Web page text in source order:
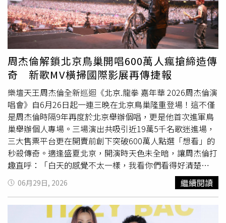
良美智」、「用AI偷別人創意還能扯什麼創作故事，笑死
人，沒收益剛好而已」、「抄襲當然沒人要用啊」對此，原
PO親自回應稱，「碰巧審美上有些雷同罷了，創作故事完
全不相同」，並附上奈良美智Instagram作品截圖，認為自
己的「河馬女孩」與對方作品差異明顯，同時強調，「刻意
拿雷同相似處攻擊，AI生圖是趨勢！」不過，這番回應反而
再度引爆討論。不少網友持續將「河馬女孩」與奈良美智歷
年作品逐一比對，質疑兩者相似度過高。也有人聯想到近期
hahababy遭質疑「致敬」日本品牌「SOU・SOU」的事
件，發文表示：「繼Haha baby致敬日本Sou Sou之後，又
看到一個Hippo Girl致敬誰？」甚至有人不解，為何如此高
度相似的AI作品仍能成功上架LINE貼圖平台。但也有網友用
「河馬女孩娃娃」搜尋後發現，「這是釣魚文，別回了，
line沒有這款貼圖」、「假帳號貼1個抄襲奈良美智的貼圖
在製造假話題，槽點多到不知道從哪開始吐好。」然而，面
對外界質疑，該名原PO昨（22日）晚間又再度發文澄清，
表示「河馬女孩」其實是自己與創作團隊早在2007年就已
完成繪製、定稿的原創角色，並強調目前仍保留當年的
周杰倫解鎖北京鳥巢開唱600萬人瘋搶締造傳
奇 新歌MV橫掃國際影展再傳捷報
樂壇天王周杰倫全新巡迴《北京.龍拳 嘉年華 2026周杰倫演
唱會》自6月26日起一連三晚在北京鳥巢隆重登場！這不僅
是周杰倫時隔9年再度於北京舉辦個唱，更是他首次進軍鳥
巢舉辦個人專場。三場演出共吸引近19萬5千名歌迷進場，
三大售票平台更在開賣前創下突破600萬人點選「想看」的
秒殺傳奇。適逢盛夏北京，開演時天色未全暗，讓周杰倫打
趣直呼：「白天的感覺不太一樣，我看你們看得好清楚
啊！」首場結束後他更感性發文盛讚在標誌性的奧運體育場
度過了特別的夜晚。演唱會特別以「龍拳北京」為名，當經
典歌曲〈龍拳〉磅礡鼓點響起，氣勢如虹震撼全場。（圖／
杰威爾音樂提供）演唱會特別以「龍拳北京」為名，當經典
06月29日, 2026 繼續閱讀